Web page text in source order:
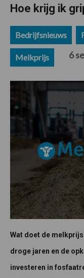
Hoe krijg ik
Bedrijfsnieuws
Melkprijs 6
Wat doet de
droge jaren en de
investeren in